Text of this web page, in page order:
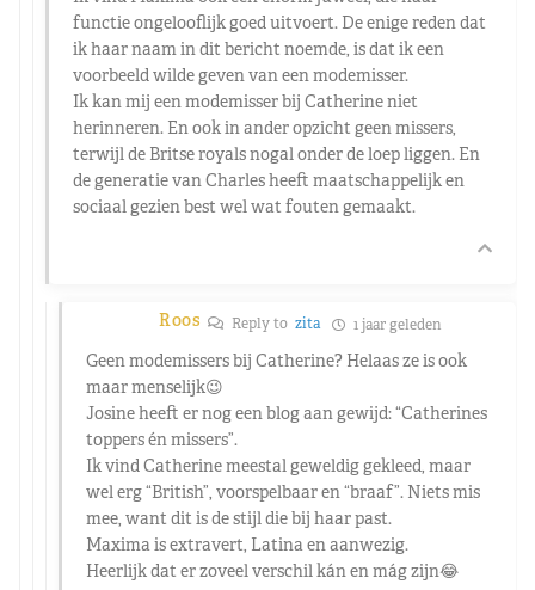
functie ongelooflijk goed uitvoert. De enige reden dat
ik haar naam in dit bericht noemde, is dat ik een
voorbeeld wilde geven van een modemisser.
Ik kan mij een modemisser bij Catherine niet
herinneren. En ook in ander opzicht geen missers,
terwijl de Britse royals nogal onder de loep liggen. En
de generatie van Charles heeft maatschappelijk en
sociaal gezien best wel wat fouten gemaakt.
Roos Reply to zita 1 jaar geleden
Geen modemissers bij Catherine? Helaas ze is ook
maar menselijk😉
Josine heeft er nog een blog aan gewijd: “Catherines
toppers én missers”.
Ik vind Catherine meestal geweldig gekleed, maar
wel erg “British”, voorspelbaar en “braaf”. Niets mis
mee, want dit is de stijl die bij haar past.
Maxima is extravert, Latina en aanwezig.
Heerlijk dat er zoveel verschil kán en mág zijn😂